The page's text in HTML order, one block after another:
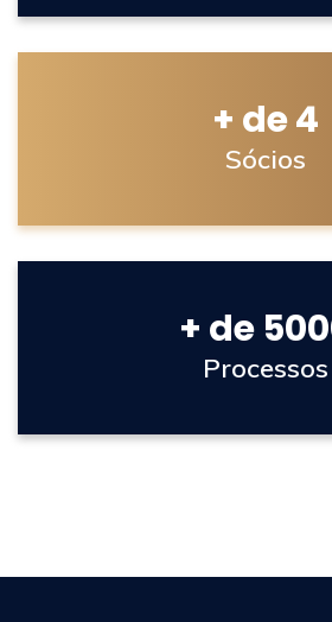
+ de 4
Sócios
+ de
Processos